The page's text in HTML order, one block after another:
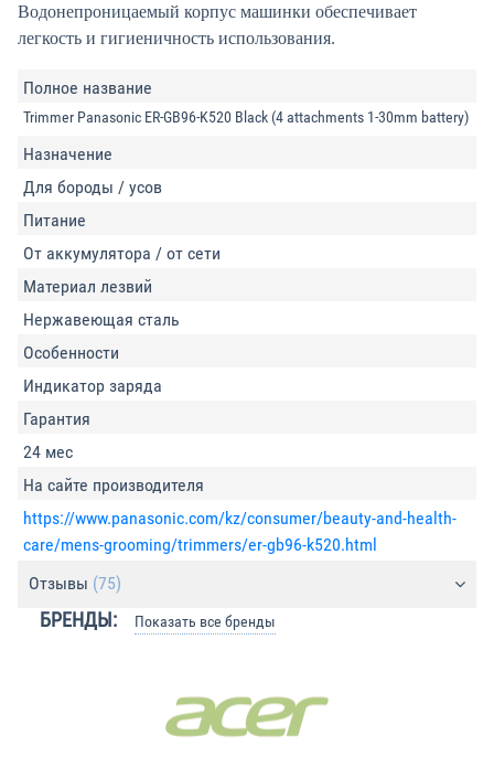
Водонепроницаемый корпус машинки обеспечивает
легкость и гигиеничность использования.
Полное название
Trimmer Panasonic ER-GB96-K520 Black (4 attachments 1-30mm battery)
Назначение
Для бороды / усов
Питание
От аккумулятора / от сети
Материал лезвий
Нержавеющая сталь
Особенности
Индикатор заряда
Гарантия
24 мес
На сайте производителя
https://www.panasonic.com/kz/consumer/beauty-and-health-
care/mens-grooming/trimmers/er-gb96-k520.html
Отзывы (75)
БРЕНДЫ: Показать все бренды